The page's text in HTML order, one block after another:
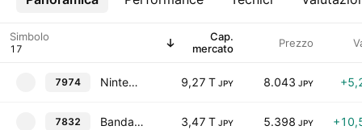
Simbolo
Cap.
mercato
Prezzo
7974 Nintendo Co., Ltd. 9,27 T JPY 8.043 JPY
7832 Bandai Namco Holdings Inc. 3,47 T JPY 5.398 JPY